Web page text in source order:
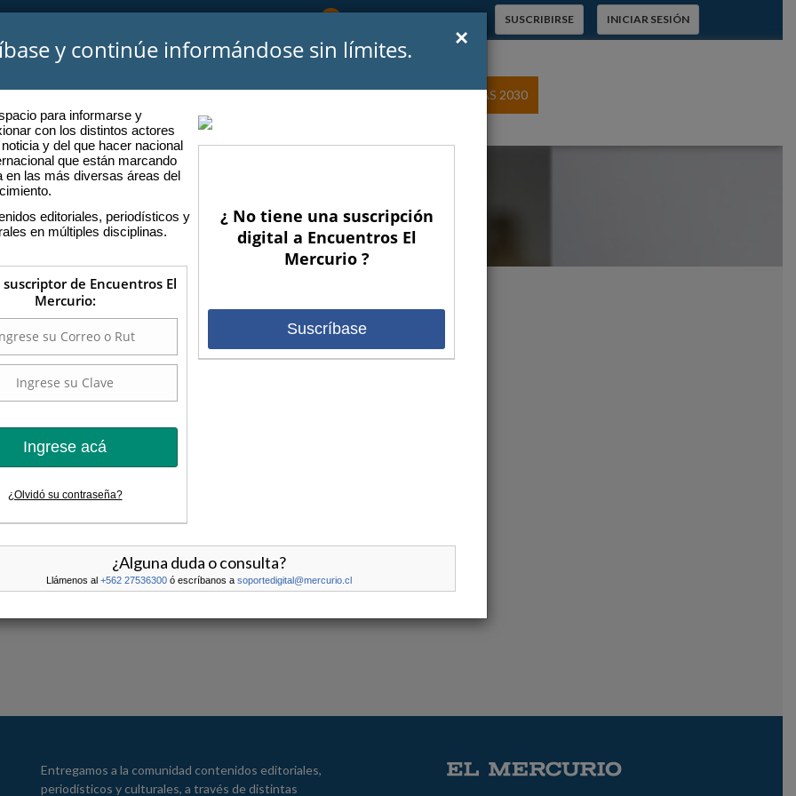
SUSCRIBIRSE INICIAR SESIÓN
SOMOS PODCASTS ENCUENTROS ANTERIORES PROTAGONISTAS 2030
TRIBU
Entregamos a la comunidad contenidos editoriales,
periodísticos y culturales, a través de distintas
y continúe informándose sin límites. ×
para informarse y
con los distintos actores
y del que hacer nacional
que están marcando
en las más diversas áreas del
editoriales, periodísticos y
en múltiples disciplinas.
suscriptor de Encuentros El
Mercurio:
Ingrese acá
¿Olvidó su contraseña?
¿ No tiene una suscripción
digital a Encuentros El
Mercurio ?
Suscríbase
¿Alguna duda o consulta?
Llámenos al +562 27536300 ó escríbanos a soportedigital@mercurio.cl